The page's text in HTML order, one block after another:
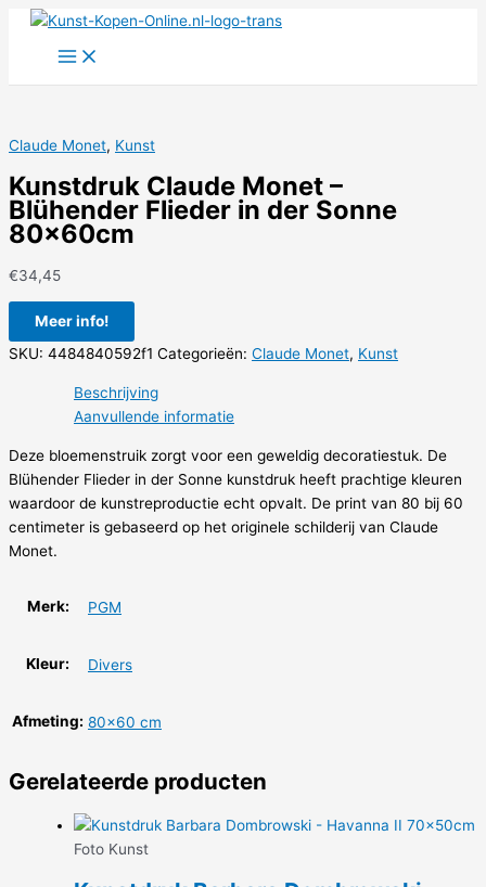
Claude Monet, Kunst
Kunstdruk Claude Monet –
Blühender Flieder in der Sonne
80x60cm
€34,45
Meer info!
SKU: 4484840592f1 Categorieën: Claude Monet, Kunst
Beschrijving
Aanvullende informatie
Deze bloemenstruik zorgt voor een geweldig decoratiestuk. De
Blühender Flieder in der Sonne kunstdruk heeft prachtige kleuren
waardoor de kunstreproductie echt opvalt. De print van 80 bij 60
centimeter is gebaseerd op het originele schilderij van Claude
Monet.
Merk: PGM
Kleur: Divers
Afmeting: 80×60 cm
Gerelateerde producten
Foto Kunst